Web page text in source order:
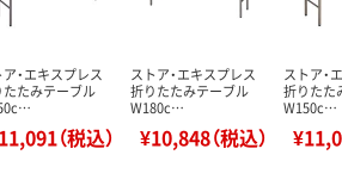
・エキスプレス
たたみテーブル
（税込）
ストア・エキスプレス
折りたたみテーブル
W180c…
¥10,848（税込）
ストア・
折りたた
W150c…